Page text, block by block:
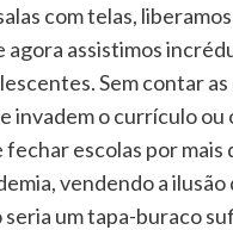
com telas,
agora assistimos
Sem contar
invadem o currículo ou
escolas por mais
vendendo a ilusão
um tapa-buraco